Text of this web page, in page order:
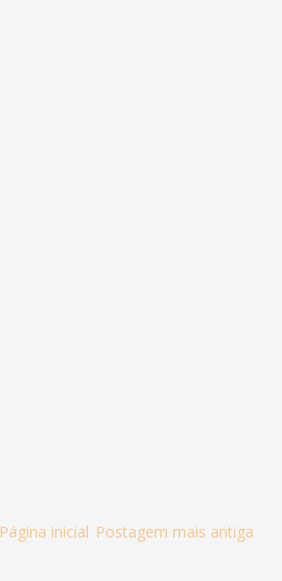
Postagem mais antiga
Página inicial